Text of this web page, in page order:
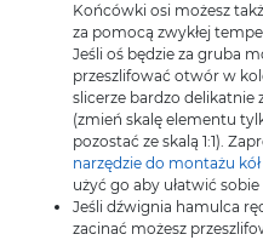
Końcówki osi możesz
za pomocą zwykłej
Jeśli oś będzie za gruba
przeszlifować otwór w
slicerze bardzo delikatnie
(zmień skalę elementu
pozostać ze skalą 1:1).
narzędzie do montażu kół
użyć go aby ułatwić sobie
Jeśli dźwignia hamulca
zacinać możesz